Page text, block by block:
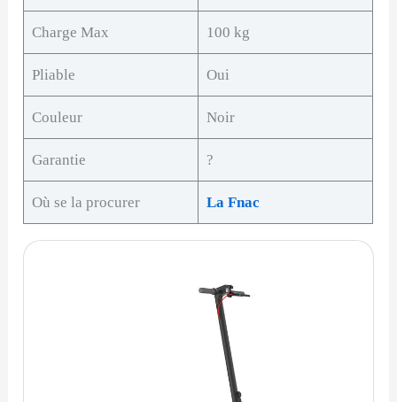
Charge Max 100 kg
Pliable Oui
Couleur Noir
Garantie ?
Où se la procurer La Fnac